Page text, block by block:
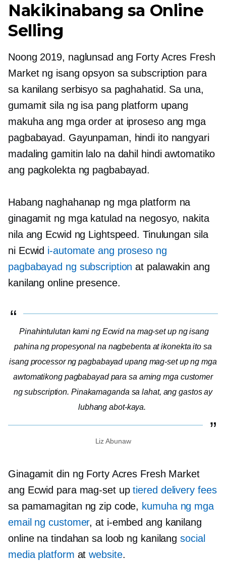
Nakikinabang sa Online
Selling
Noong 2019, naglunsad ang Forty Acres Fresh
Market ng isang opsyon sa subscription para
sa kanilang serbisyo sa paghahatid. Sa una,
gumamit sila ng isa pang platform upang
makuha ang mga order at iproseso ang mga
pagbabayad. Gayunpaman, hindi ito nangyari
madaling gamitin lalo na dahil hindi awtomatiko
ang pagkolekta ng pagbabayad.
Habang naghahanap ng mga platform na
ginagamit ng mga katulad na negosyo, nakita
nila ang Ecwid ng Lightspeed. Tinulungan sila
ni Ecwid i-automate ang proseso ng
pagbabayad ng subscription at palawakin ang
kanilang online presence.
Pinahintulutan kami ng Ecwid na mag-set up ng isang
pahina ng propesyonal na nagbebenta at ikonekta ito sa
isang processor ng pagbabayad upang mag-set up ng mga
awtomatikong pagbabayad para sa aming mga customer
ng subscription. Pinakamaganda sa lahat, ang gastos ay
lubhang abot-kaya.
Liz Abunaw
Ginagamit din ng Forty Acres Fresh Market
ang Ecwid para mag-set uptiered delivery fees
sa pamamagitan ng zip code, kumuha ng mga
email ng customer, at i-embed ang kanilang
online na tindahan sa loob ng kanilangsocial
media platform atwebsite.